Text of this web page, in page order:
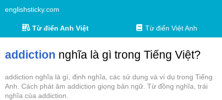
englishsticky.com
Từ điển Anh Việt Từ điển Việt Anh
addiction nghĩa là gì trong Tiếng Việt?
addiction nghĩa là gì, định nghĩa, các sử dụng và ví dụ trong Tiếng
Anh. Cách phát âm addiction giọng bản ngữ. Từ đồng nghĩa, trái
nghĩa của addiction.